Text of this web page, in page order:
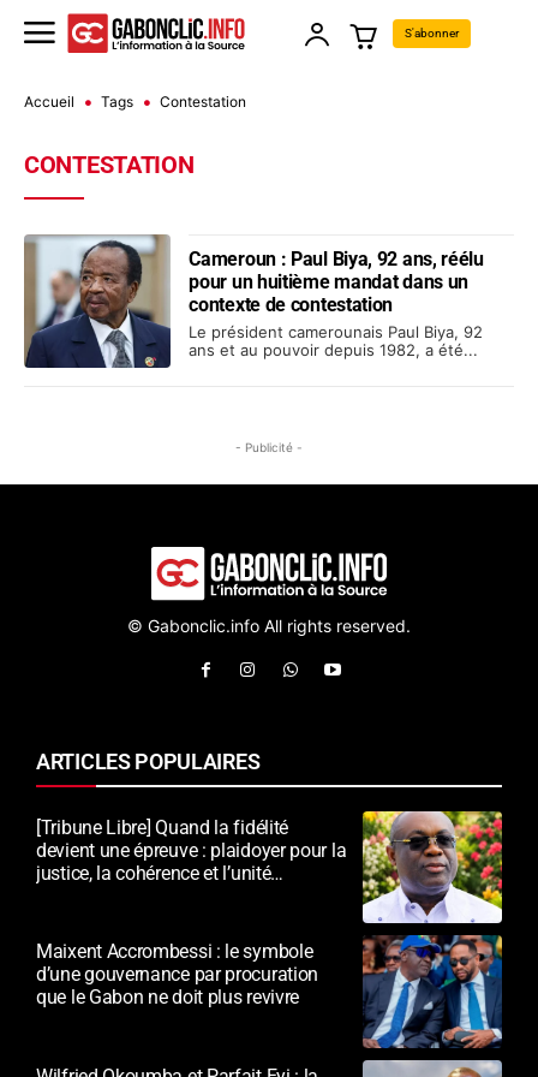
S'abonner
Accueil Tags Contestation
CONTESTATION
Cameroun : Paul Biya, 92 ans, réélu
pour un huitième mandat dans un
contexte de contestation
Le président camerounais Paul Biya, 92
ans et au pouvoir depuis 1982, a été...
- Publicité -
© Gabonclic.info All rights reserved.
ARTICLES POPULAIRES
[Tribune Libre] Quand la fidélité
devient une épreuve : plaidoyer pour la
justice, la cohérence et l’unité
Maixent Accrombessi : le symbole
d’une gouvernance par procuration
que le Gabon ne doit plus revivre